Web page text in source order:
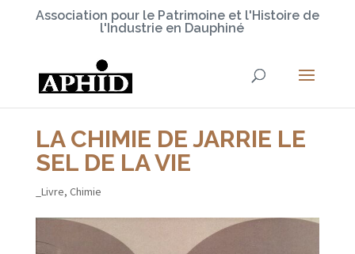
Association pour le Patrimoine et l'Histoire de
l'Industrie en Dauphiné
LA CHIMIE DE JARRIE LE
SEL DE LA VIE
_Livre, Chimie